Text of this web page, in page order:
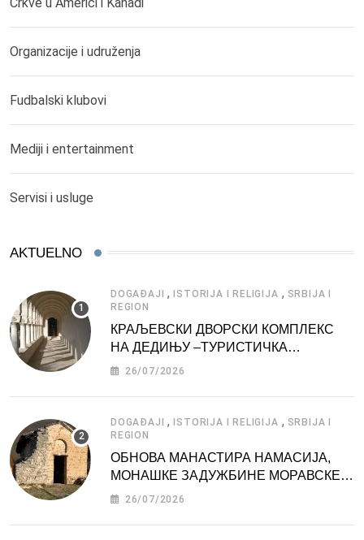
Organizacije i udruženja
Fudbalski klubovi
Mediji i entertainment
Servisi i usluge
AKTUELNO
DOGAĐAJI ,ISTORIJA I RELIGIJA , SRBIJA I
REGION
КРАЉЕВСКИ ДВОРСКИ КОМПЛЕКС
НА ДЕДИЊУ –ТУРИСТИЧКА
АТРАКЦИЈА
26/07/2026
DOGAĐAJI ,ISTORIJA I RELIGIJA , SRBIJA I
REGION
ОБНОВА МАНАСТИРА НАМАСИЈА,
МОНАШКЕ ЗАДУЖБИНЕ МОРАВСКЕ
СРБИЈЕ
26/07/2026